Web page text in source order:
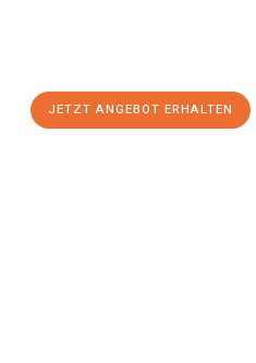
JETZT ANGEBOT ERHALTEN